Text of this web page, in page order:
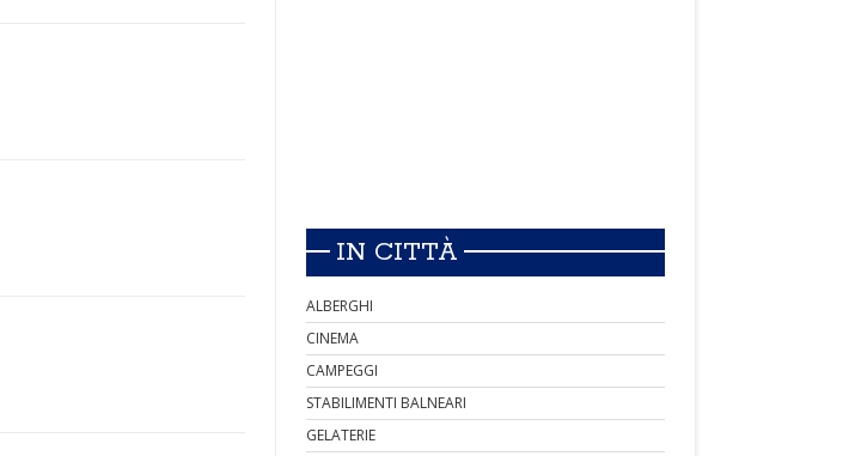
IN CITTÀ
ALBERGHI
CINEMA
CAMPEGGI
STABILIMENTI BALNEARI
GELATERIE